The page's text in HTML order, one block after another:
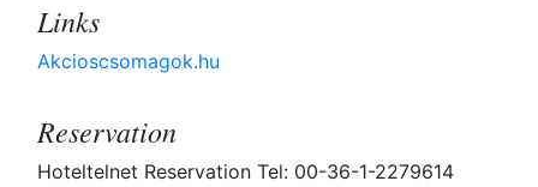
Links
Akcioscsomagok.hu
Reservation
Hoteltelnet Reservation Tel: 00-36-1-2279614